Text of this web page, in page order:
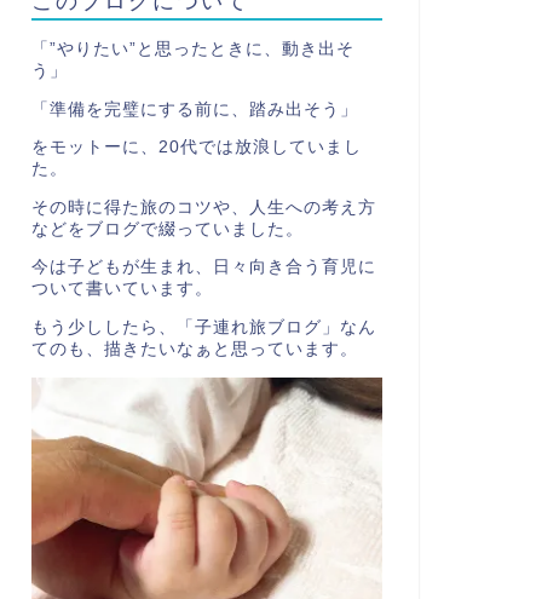
「”やりたい”と思ったときに、動き出そ
う」
「準備を完璧にする前に、踏み出そう」
をモットーに、20代では放浪していまし
た。
その時に得た旅のコツや、人生への考え方
などをブログで綴っていました。
今は子どもが生まれ、日々向き合う育児に
ついて書いています。
もう少ししたら、「子連れ旅ブログ」なん
てのも、描きたいなぁと思っています。